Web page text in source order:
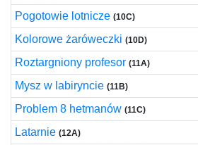
Pogotowie lotnicze (10C)
Kolorowe żaróweczki (10D)
Roztargniony profesor (11A)
Mysz w labiryncie (11B)
Problem 8 hetmanów (11C)
Latarnie (12A)